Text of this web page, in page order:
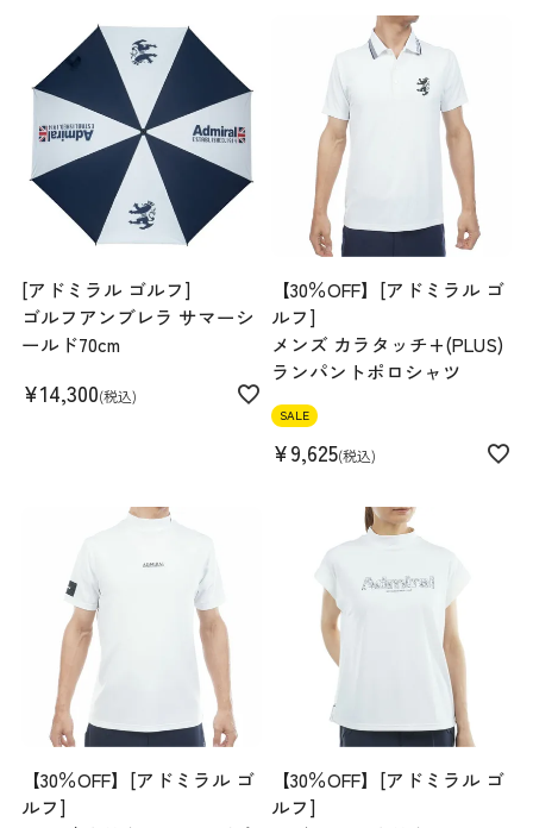
[アドミラル ゴルフ]
ゴルフアンブレラ サマーシ
ールド70cm
¥14,300 税込
【30％OFF】[アドミラル ゴ
ルフ]
メンズ カラタッチ+(PLUS)
ランパントポロシャツ
SALE
¥9,625 税込
【30％OFF】[アドミラル ゴ
ルフ]
【30％OFF】[アドミラル ゴ
ルフ]